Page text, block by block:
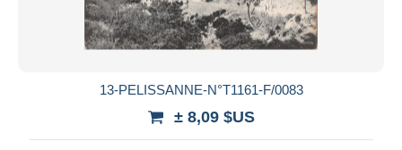
13-PELISSANNE-N°T1161-F/0083
± 8,09 $US